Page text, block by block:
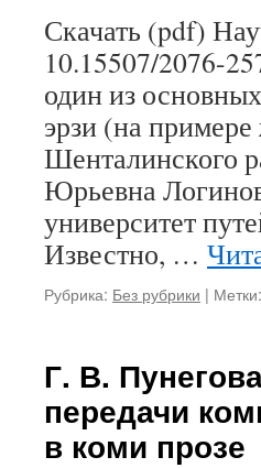
Скачать (pdf)
10.15507/2076-
один из
эрзи (на
Шенталинского
Юрьевна
университет
Известно, …
Рубрика: Без рубрики | Метки:
Г. В.
передачи
в коми прозе